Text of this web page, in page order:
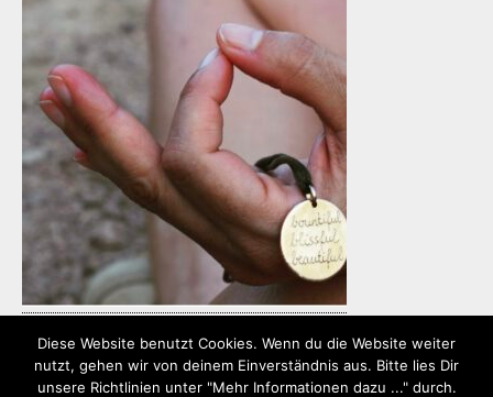
Diese Website benutzt Cookies. Wenn du die Website weiter
nutzt, gehen wir von deinem Einverständnis aus. Bitte lies Dir
unsere Richtlinien unter "Mehr Informationen dazu ..." durch.